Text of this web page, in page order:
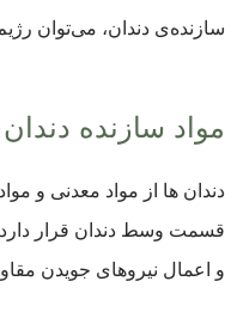
سازنده‌ی دندان، می‌توان
مواد سازنده
قسمت وسط دندان قرار دارد.
و اعمال نیروهای جویدن